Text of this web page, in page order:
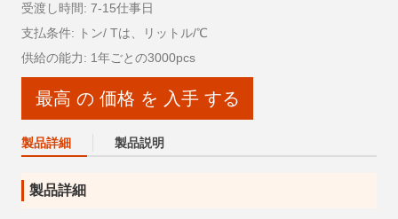
受渡し時間: 7-15仕事日
支払条件: トン/ Tは、リットル/℃
供給の能力: 1年ごとの3000pcs
最高 の 価格 を 入手 する
製品詳細 製品説明
製品詳細